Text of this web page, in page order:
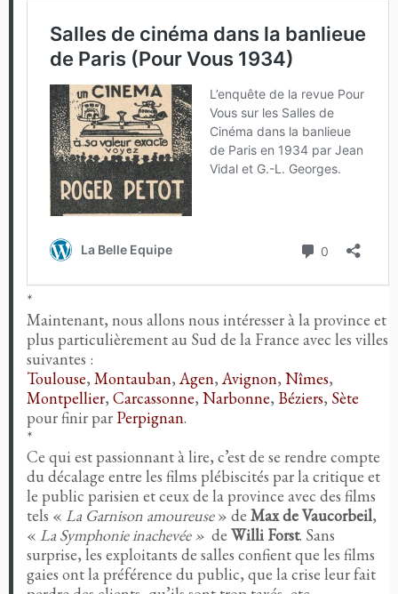
*
Maintenant, nous allons nous intéresser à la province et
plus particulièrement au Sud de la France avec les villes
suivantes :
Toulouse, Montauban, Agen, Avignon, Nîmes,
Montpellier, Carcassonne, Narbonne, Béziers, Sète
pour finir par Perpignan.
*
Ce qui est passionnant à lire, c’est de se rendre compte
du décalage entre les films plébiscités par la critique et
le public parisien et ceux de la province avec des films
tels « La Garnison amoureuse» de Max de Vaucorbeil,
« LaSymphonie inachevée » de Willi Forst. Sans
surprise, les exploitants de salles confient que les films
gaies ont la préférence du public, que la crise leur fait